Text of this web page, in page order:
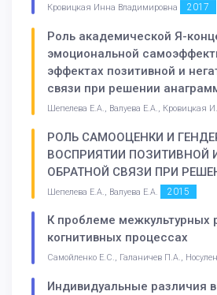
Кровицкая Инна Владимировна
2017
Роль академической Я-
эмоциональной
эффектах позитивной и
связи при решении
Шепелева Е.А., Валуева Е.А., Кровицкая
РОЛЬ САМООЦЕНКИ И
ВОСПРИЯТИИ ПОЗИТИВНОЙ
ОБРАТНОЙ СВЯЗИ ПРИ
Шепелева Е.А., Валуева Е.А. 2015
К проблеме межкультурных
когнитивных процессах
Самойленко Е.С., Галаничев П.А.,
Индивидуальные различия